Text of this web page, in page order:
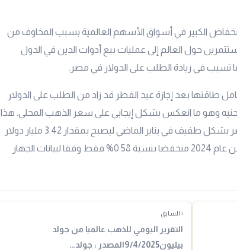
الكبير في أسواق الأسهم العالمية بسبب المخاوف من
حول العالم إلى عمليات بيع أدوات الدين في الدول
تسبب في زيادة الطلب على الدولار في مصر.
طاقتها بعد إجازة عيد الفطر قد زاد من الطلب على الدولار
وهو ما انعكس بشكل إيجابي على سعر الذهب المحلي. هذا
وقد تراجع العجز في الميزان التجاري في مصر بشكل طفيف في يناير الماضي ليصبح بمقدار 3.42 مليار دولار
بعد أن كان عند 3.44 مليار دولار في يناير من عام 2024 منخفضا بنسبة 0.58% فقط وفقا لبيانات الجهاز
‹ السابق
التقرير اليومي للذهب عالميا من جولد
بيليون9/4/2025المصدر : جولد…